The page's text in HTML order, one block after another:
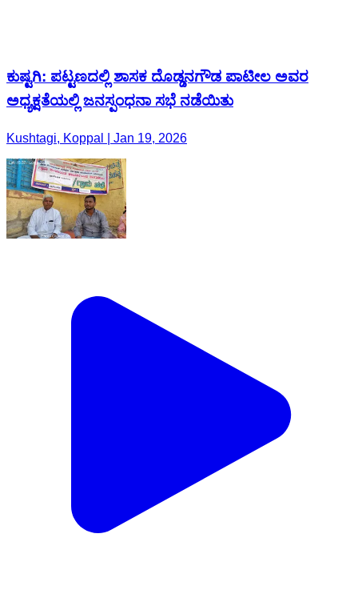
ಕುಷ್ಟಗಿ: ಪಟ್ಟಣದಲ್ಲಿ ಶಾಸಕ ದೊಡ್ಡನಗೌಡ ಪಾಟೀಲ ಅವರ
ಅಧ್ಯಕ್ಷತೆಯಲ್ಲಿ ಜನಸ್ಪಂಧನಾ ಸಭೆ ನಡೆಯಿತು
Kushtagi, Koppal | Jan 19, 2026